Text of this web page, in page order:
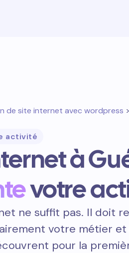
de site internet avec wordpress >
activité
à
votre
ne suffit pas. Il doit
votre métier
pour la